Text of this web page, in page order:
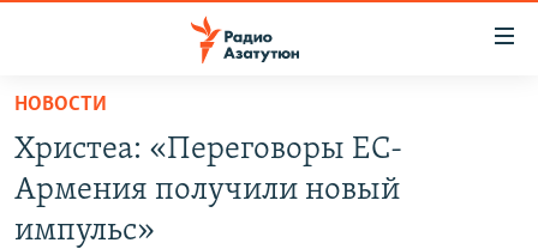
Перейти
основному
содержанию
Перейти
НОВОСТИ
ПОЛИТИКА
НОВОСТИ
Христеа: «Переговоры ЕС-
Армения получили новый
импульс»